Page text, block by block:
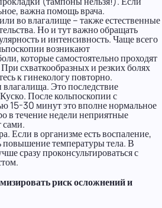
важна помощь врача.
во влагалище – также естественные
Но и тут важно обращать
и интенсивность. Чаще всего
возникают
которые самостоятельно проходят
схваткообразных и резких болях
к гинекологу повторно.
Это последствие
После кольпоскопии с
15-30 минут это вполне нормальное
в течение недели неприятные
сами.
Если в организме есть воспаление,
повышение температуры тела. В
сразу проконсультироваться с
риск осложнений и